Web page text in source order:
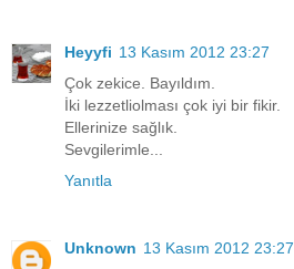
Heyyfi 13 Kasım 2012 23:27
Çok zekice. Bayıldım.
İki lezzetliolması çok iyi bir fikir.
Ellerinize sağlık.
Sevgilerimle...
Yanıtla
Unknown 13 Kasım 2012 23:27